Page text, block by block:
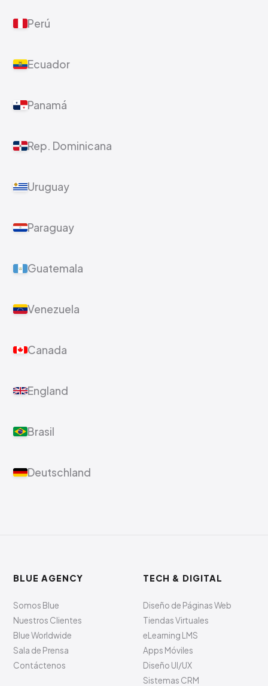
Perú
Ecuador
Panamá
Rep. Dominicana
Uruguay
Paraguay
Guatemala
Venezuela
Canada
England
Brasil
Deutschland
BLUE AGENCY
Somos Blue
Nuestros Clientes
Blue Worldwide
Sala de Prensa
Contáctenos
TECH & DIGITAL
Diseño de Páginas Web
Tiendas Virtuales
eLearning LMS
Apps Móviles
Diseño UI/UX
Sistemas CRM